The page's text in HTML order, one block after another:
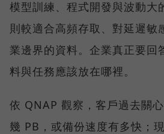
模型訓練、程式開發與波動大
則較適合高頻存取、對延遲敏
業邊界的資料。企業真正要回
料與任務應該放在哪裡。
依 QNAP 觀察，客戶過去關心
幾 PB，或備份速度有多快；